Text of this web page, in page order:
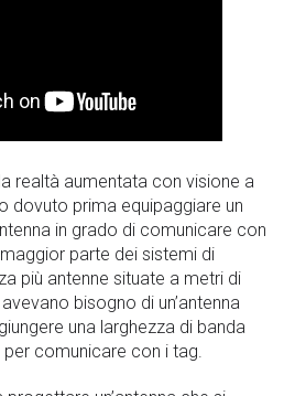
realtà aumentata con visione a
dovuto prima equipaggiare un
in grado di comunicare con
parte dei sistemi di
più antenne situate a metri di
bisogno di un’antenna
una larghezza di banda
comunicare con i tag.